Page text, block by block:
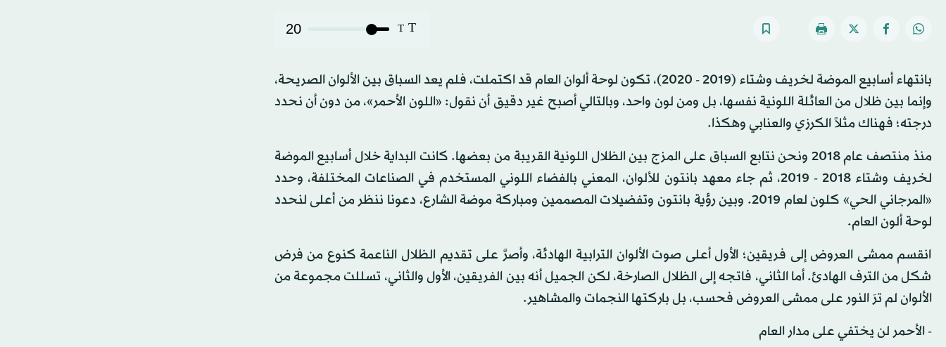
T
T
20
بانتهاء أسابيع الموضة لخريف وشتاء (2019 - 2020)، تكون لوحة ألوان العام قد اكتملت، فلم يعد السباق بين الألوان الصريحة،
وإنما بين ظلال من العائلة اللونية نفسها، بل ومن لون واحد، وبالتالي أصبح غير دقيق أن نقول: «اللون الأحمر»، من دون أن نحدد
درجته؛ فهناك مثلاً الكرزي والعنابي وهكذا.
منذ منتصف عام 2018 ونحن نتابع السباق على المزج بين الظلال اللونية القريبة من بعضها. كانت البداية خلال أسابيع الموضة
لخريف وشتاء 2018 - 2019، ثم جاء معهد بانتون للألوان، المعني بالفضاء اللوني المستخدم في الصناعات المختلفة، وحدد
«المرجاني الحي» كلون لعام 2019. وبين رؤية بانتون وتفضيلات المصممين ومباركة موضة الشارع، دعونا ننظر من أعلى لنحدد
لوحة ألون العام.
انقسم ممشى العروض إلى فريقين؛ الأول أعلى صوت الألوان الترابية الهادئة، وأصرَّ على تقديم الظلال الناعمة كنوع من فرض
شكل من الترف الهادئ. أما الثاني، فاتجه إلى الظلال الصارخة، لكن الجميل أنه بين الفريقين، الأول والثاني، تسللت مجموعة من
الألوان لم ترَ النور على ممشى العروض فحسب، بل باركتها النجمات والمشاهير.
- الأحمر لن يختفي على مدار العام